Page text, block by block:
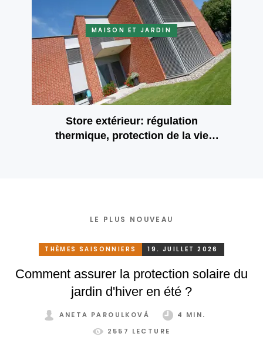
MAISON ET JARDIN
Store extérieur: régulation
thermique, protection de la vie
LE PLUS NOUVEAU
THÈMES SAISONNIERS 19. JUILLET 2026
Comment assurer la protection solaire du
jardin d'hiver en été ?
ANETA PAROULKOVÁ
4 MIN.
2557 LECTURE